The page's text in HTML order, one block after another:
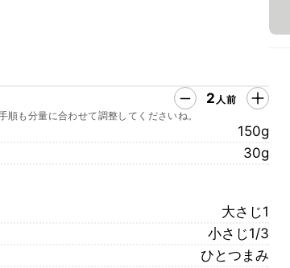
2 人前
も分量に合わせて調整してくださいね。
150g
30g
大さじ1
小さじ1/3
ひとつまみ